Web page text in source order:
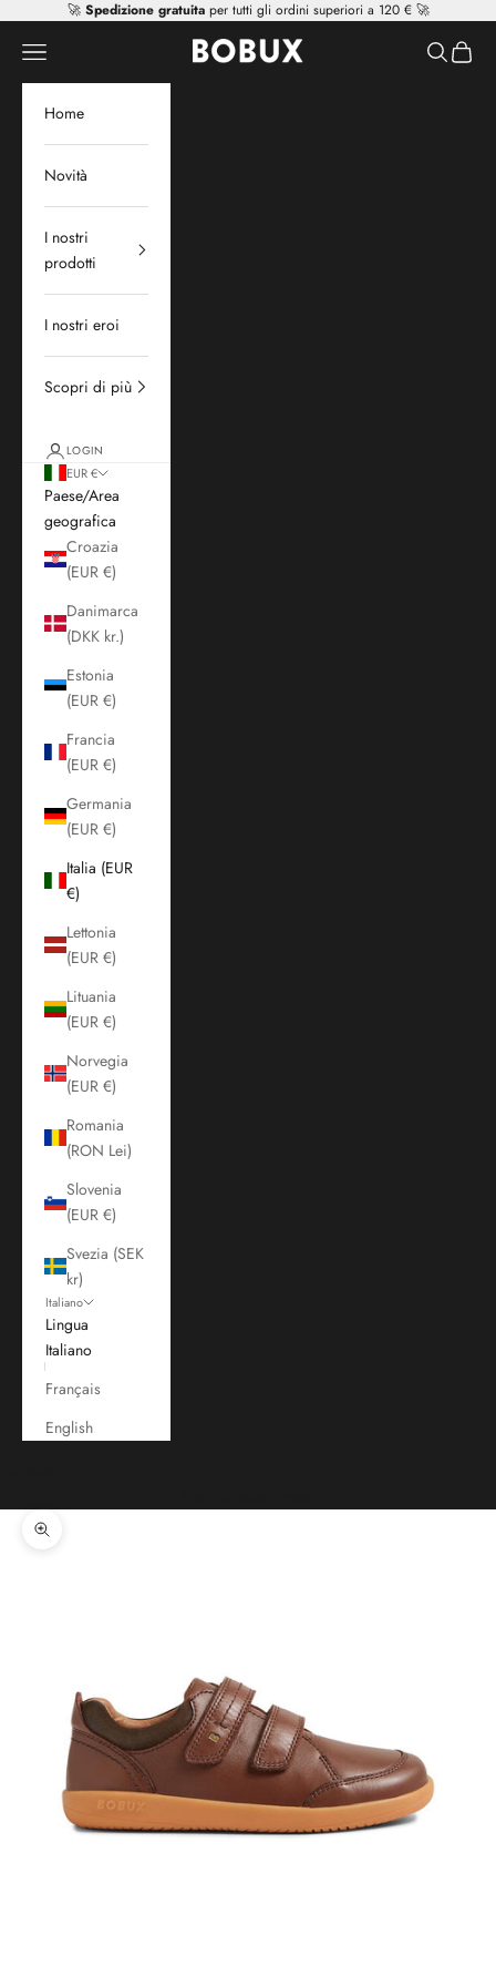
Vai al contenuto
🚀 Spedizione gratuitaper tutti gli ordini superiori a 120 € 🚀
Mr Tiggle - Distributor
Apri il menu di navigazione Mostra il
Home
Novità
I nostri
prodotti
I nostri eroi
Scopri di più
LOGIN
EUR €
Paese/Area
geografica
Croazia
(EUR €)
Danimarca
(DKK kr.)
Estonia
(EUR €)
Francia
(EUR €)
Germania
(EUR €)
Italia (EUR
€)
Lettonia
(EUR €)
Lituania
(EUR €)
Norvegia
(EUR €)
Romania
(RON Lei)
Slovenia
(EUR €)
Svezia (SEK
kr)
Italiano
Lingua
Italiano
Français
English
Ingrandisci immagine